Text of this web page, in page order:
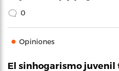
0
Opiniones
El sinhogarismo